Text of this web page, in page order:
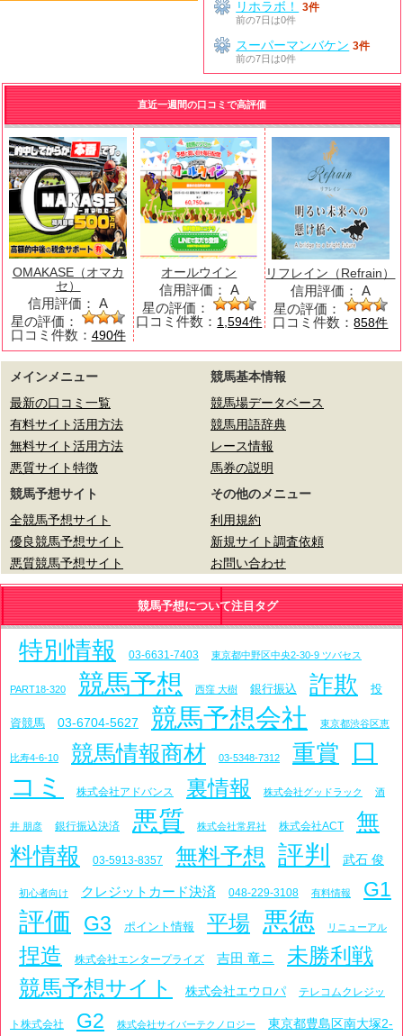
リホラボ！
3件
前の7日は0件
スーパーマンバケン 3件
前の7日は0件
直近一週間の口コミで高評価
OMAKASE（オマカ
セ）
信用評価： A
星の評価：
口コミ件数： 490件
オールウイン
信用評価： A
星の評価：
口コミ件数： 1,594件
リフレイン（Refrain）
信用評価： A
星の評価：
口コミ件数：858件
メインメニュー
最新の口コミ一覧
有料サイト活用方法
無料サイト活用方法
悪質サイト特徴
競馬基本情報
競馬場データベース
競馬用語辞典
レース情報
馬券の説明
競馬予想サイト
全競馬予想サイト
優良競馬予想サイト
悪質競馬予想サイト
その他のメニュー
利用規約
新規サイト調査依頼
お問い合わせ
競馬予想について注目タグ
特別情報 03-6631-7403 東京都中野区中央2-30-9 ツバセス
PART18-320 競馬予想 西窪 大樹 銀行振込 詐欺 投
資競馬 03-6704-5627 競馬予想会社 東京都渋谷区恵
比寿4-6-10 競馬情報商材 03-5348-7312 重賞 口
コミ
株式会社アドバンス 裏情報 株式会社グッドラック 酒
井 朋彦 銀行振込決済 悪質 株式会社常昇社 株式会社ACT
無
料情報
03-5913-8357 無料予想 評判 武石 俊
初心者向け クレジットカード決済 048-229-3108 有料情報 G1
評価 G3 ポイント情報 平場 悪徳 リニューアル
捏造 株式会社エンタープライズ 吉田 竜ニ
未勝利戦
競馬予想サイト
株式会社エウロパ テレコムクレジッ
ト株式会社 G2 株式会社サイバーテクノロジー 東京都豊島区南大塚2-